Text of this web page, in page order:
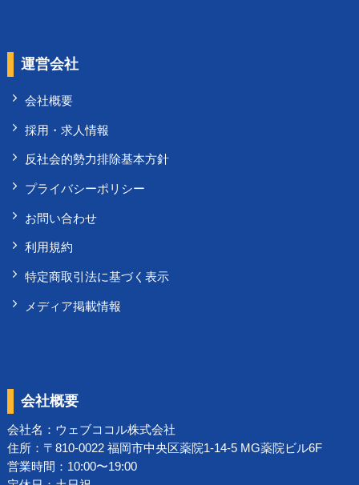
運営会社
会社概要
採用・求人情報
反社会的勢力排除基本方針
プライバシーポリシー
お問い合わせ
利用規約
特定商取引法に基づく表示
メディア掲載情報
会社概要
会社名： ウェブココル株式会社
住所：〒810-0022 福岡市中央区薬院1-14-5 MG薬院ビル6F
営業時間：10:00〜19:00